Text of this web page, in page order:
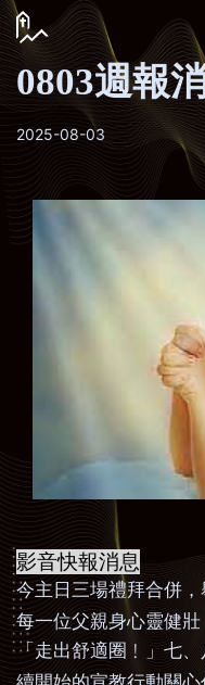
0803週報
2025-08-03
影音快報消息
今主日 三場禮拜合併，
每一位父親身心靈健壯
「走出舒適圈﹗」七
續開始的宣教行動關心